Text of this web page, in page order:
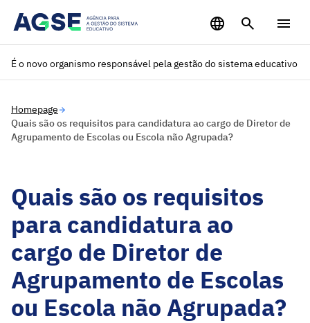
É o novo organismo responsável pela gestão do sistema educativo
Homepage
Quais são os requisitos para candidatura ao cargo de Diretor de
Agrupamento de Escolas ou Escola não Agrupada?
Quais são os requisitos
para candidatura ao
cargo de Diretor de
Agrupamento de Escolas
ou Escola não Agrupada?